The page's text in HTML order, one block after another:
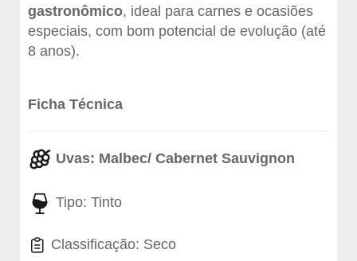
gastronômico, ideal para carnes e ocasiões
especiais, com bom potencial de evolução (até
8 anos).
Ficha Técnica
Uvas: Malbec/ Cabernet Sauvignon
Tipo: Tinto
Classificação: Seco